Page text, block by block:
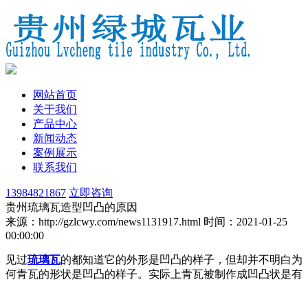
网站首页
关于我们
产品中心
新闻动态
案例展示
联系我们
13984821867 立即咨询
贵州琉璃瓦造型凹凸的原因
来源：http://gzlcwy.com/news1131917.html 时间：2021-01-25
00:00:00
见过琉璃瓦的都知道它的外形是凹凸的样子，但却并不明白为
何青瓦的形状是凹凸的样子。实际上青瓦被制作成凹凸状是有